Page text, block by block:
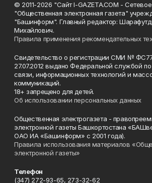
© 2011-2026 "Сайт I-GAZETA.COM -
"Общественная электронная газета"
"Башинформ". Главный редактор:
Михайлович.
Правила применения рекомендательных
Свидетельство о регистрации СМИ №
27.07.2012 выдано Федеральной службой
связи, информационных технологий и
коммуникаций.
18+ запрещено для детей.
Об использовании персональных данных
Общественная электрогазета -
электронной газеты Башкортостана
ОАО ИА «Башинформ» с 2001 года).
Правила использования материалов
электронной газеты»
Телефон
(347) 272-93-65, 273-32-62